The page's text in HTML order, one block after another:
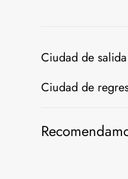
Ciudad de salida
Ciudad de